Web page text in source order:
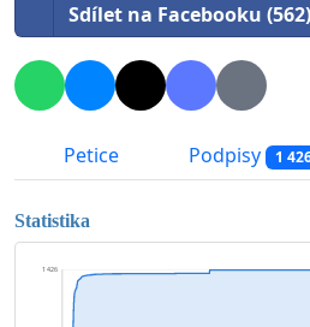
Sdílet na Facebooku (562)
Petice Podpisy 1
Statistika
1 426